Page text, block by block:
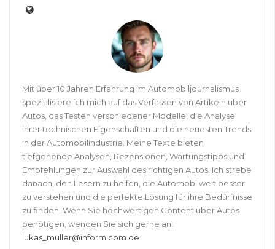
Mit über 10 Jahren Erfahrung im Automobiljournalismus
spezialisiere ich mich auf das Verfassen von Artikeln über
Autos, das Testen verschiedener Modelle, die Analyse
ihrer technischen Eigenschaften und die neuesten Trends
in der Automobilindustrie. Meine Texte bieten
tiefgehende Analysen, Rezensionen, Wartungstipps und
Empfehlungen zur Auswahl des richtigen Autos. Ich strebe
danach, den Lesern zu helfen, die Automobilwelt besser
zu verstehen und die perfekte Lösung für ihre Bedürfnisse
zu finden. Wenn Sie hochwertigen Content über Autos
benötigen, wenden Sie sich gerne an:
lukas_muller@inform.com.de.